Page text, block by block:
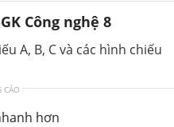
Công nghệ 8
A, B, C và các hình chiếu
CÁO
hơn